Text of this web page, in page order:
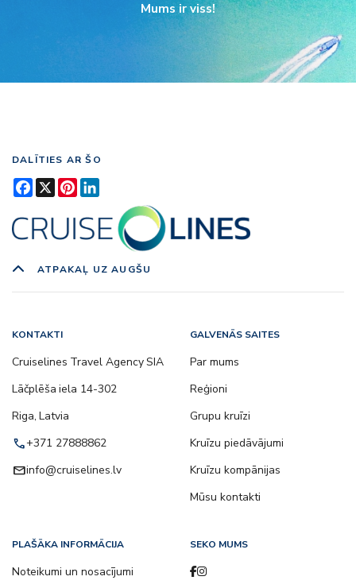
Mums ir viss!
DALĪTIES AR ŠO
Facebook
X Pinterest
ATPAKAĻ UZ AUGŠU
KONTAKTI
Cruiselines Travel Agency SIA
Lāčplēša iela 14-302
Riga, Latvia
call+371 27888862
emailinfo@cruiselines.lv
GALVENĀS SAITES
Par mums
Reģioni
Grupu kruīzi
Kruīzu piedāvājumi
Kruīzu kompānijas
Mūsu kontakti
PLAŠĀKA INFORMĀCIJA
Noteikumi un nosacījumi
SEKO MUMS